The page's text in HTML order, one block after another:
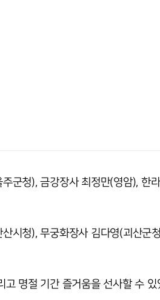
군청), 금강장사 최정만(영암), 한
시청), 무궁화장사 김다영(괴산군
명절 기간 즐거움을 선사할 수